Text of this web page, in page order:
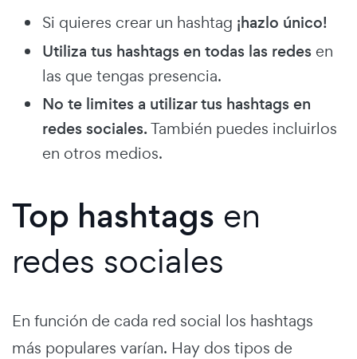
Si quieres crear un hashtag ¡hazlo único!
Utiliza tus hashtags en todas las redes en
las que tengas presencia.
No te limites a utilizar tus hashtags en
redes sociales.También puedes incluirlos
en otros medios.
Top hashtags en
redes sociales
En función de cada red social los hashtags
más populares varían. Hay dos tipos de